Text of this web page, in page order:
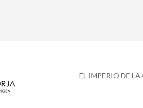
EL IMPERIO DE